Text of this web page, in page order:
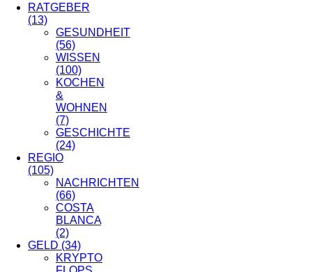
RATGEBER
(13)
GESUNDHEIT
(56)
WISSEN
(100)
KOCHEN
&
WOHNEN
(7)
GESCHICHTE
(24)
REGIO
(105)
NACHRICHTEN
(66)
COSTA
BLANCA
(2)
GELD (34)
KRYPTO